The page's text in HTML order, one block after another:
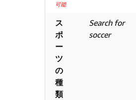
可能
ス
ポ
ー
ツ
の
種
類
Search for
soccer